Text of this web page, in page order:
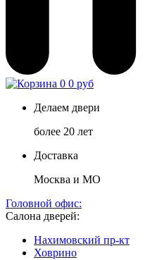
0 0 руб
Делаем двери
более 20 лет
Доставка
Москва и МО
Головной офис:
Салона дверей:
Нахимовский пр-кт
Ховрино